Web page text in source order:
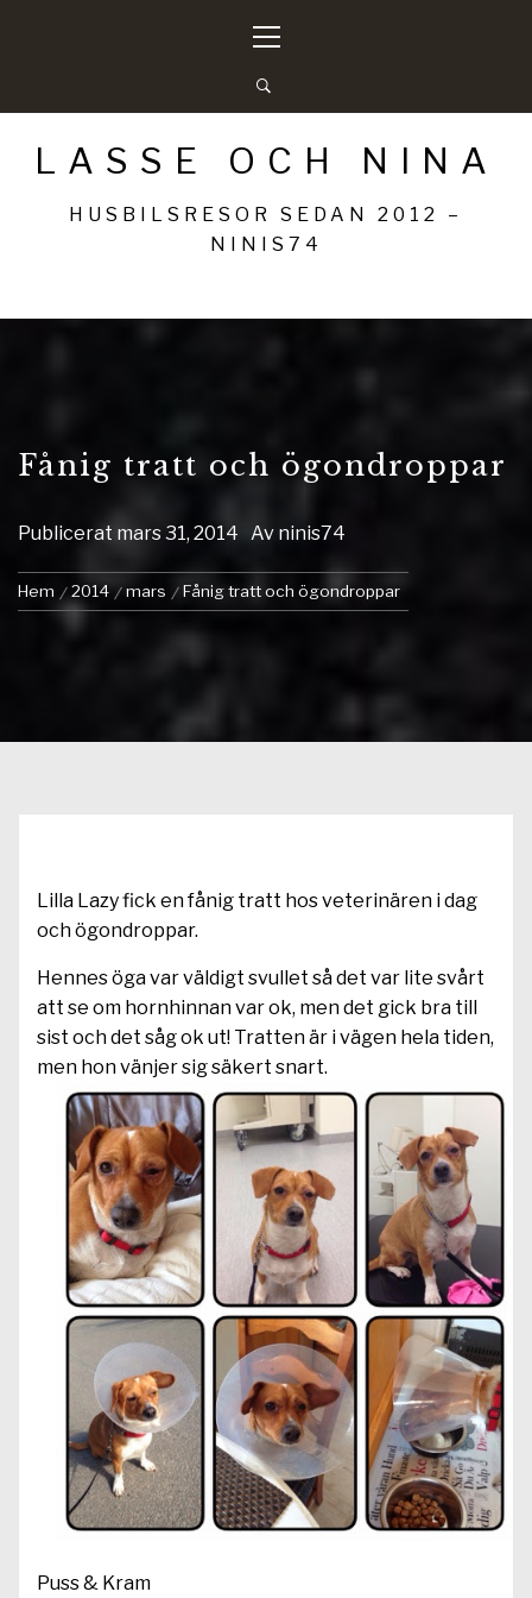
meny
LASSE OCH NINA
HUSBILSRESOR SEDAN 2012 –
NINIS74
Fånig tratt och ögondroppar
Publicerat mars 31, 2014 Av ninis74
Hem 2014 mars Fånig tratt och ögondroppar
Lilla Lazy fick en fånig tratt hos veterinären i dag
och ögondroppar.
Hennes öga var väldigt svullet så det var lite svårt
att se om hornhinnan var ok, men det gick bra till
sist och det såg ok ut! Tratten är i vägen hela tiden,
men hon vänjer sig säkert snart.
Puss & Kram